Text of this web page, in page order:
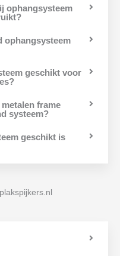
ophangsysteem
ophangsysteem
geschikt voor
frame
systeem?
geschikt is